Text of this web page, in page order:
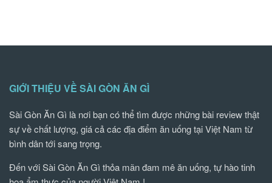
GIỚI THIỆU VỀ SÀI GÒN ĂN GÌ
Sài Gòn Ăn Gì là nơi bạn có thể tìm được những bài review thật
sự về chất lượng, giá cả các địa điểm ăn uống tại Việt Nam từ
bình dân tới sang trọng.
Đến với Sài Gòn Ăn Gì thỏa mãn đam mê ăn uống, tự hào tinh